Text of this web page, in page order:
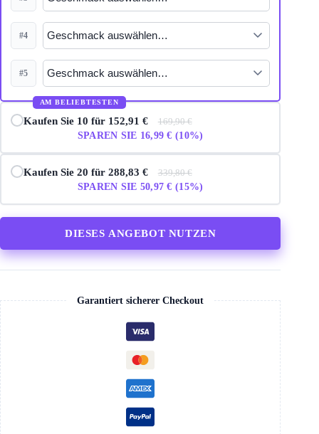
#4
#5
AM BELIEBTESTEN
Kaufen Sie 10 für 152,91 €
169,90 €
SPAREN SIE 16,99 € (10%)
Kaufen Sie 20 für 288,83 €
339,80 €
SPAREN SIE 50,97 € (15%)
DIESES ANGEBOT NUTZEN
Garantiert sicherer Checkout